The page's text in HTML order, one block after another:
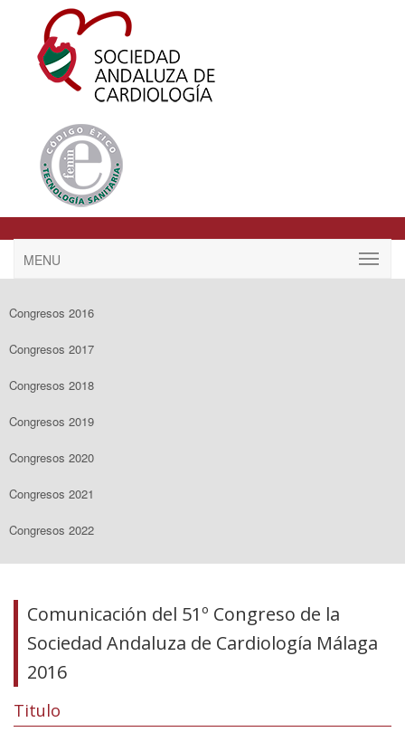
MENU
Congresos 2016
Congresos 2017
Congresos 2018
Congresos 2019
Congresos 2020
Congresos 2021
Congresos 2022
Comunicación del 51º Congreso de la
Sociedad Andaluza de Cardiología Málaga
2016
Titulo